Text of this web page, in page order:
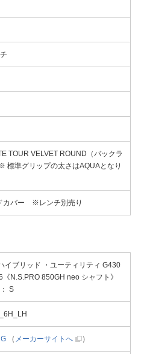
TOUR VELVET ROUND（バックラ
標準グリップの太さはAQUAとなり
カバー ※レンチ別売り
イブリッド ・ユーティリティ G430
《N.S.PRO 850GH neo シャフト》
S
（ メーカーサイトへ ）